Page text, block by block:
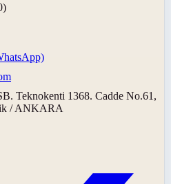
Teknokenti 1368. Cadde No.61,
/ ANKARA